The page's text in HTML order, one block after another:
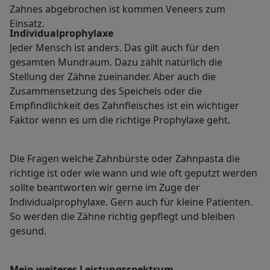
Zahnes abgebrochen ist kommen Veneers zum
Einsatz.
Individualprophylaxe
Jeder Mensch ist anders. Das gilt auch für den
gesamten Mundraum. Dazu zählt natürlich die
Stellung der Zähne zueinander. Aber auch die
Zusammensetzung des Speichels oder die
Empfindlichkeit des Zahnfleisches ist ein wichtiger
Faktor wenn es um die richtige Prophylaxe geht.
Die Fragen welche Zahnbürste oder Zahnpasta die
richtige ist oder wie wann und wie oft geputzt werden
sollte beantworten wir gerne im Zuge der
Individualprophylaxe. Gern auch für kleine Patienten.
So werden die Zähne richtig gepflegt und bleiben
gesund.